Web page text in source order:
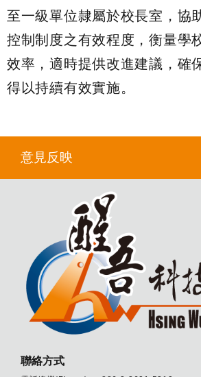
至一級單位隷屬於校長室，協
控制制度之有效程度，衡量學
效率，適時提供改進建議，確
得以持續有效實施。
意見反映
聯絡方式